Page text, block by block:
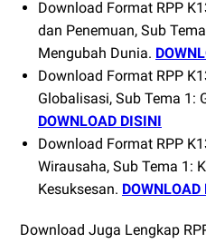
Download Format RPP
dan Penemuan, Sub
Mengubah Dunia.
Download Format RPP
Globalisasi, Sub Tema 1:
DOWNLOAD DISINI
Download Format RPP
Wirausaha, Sub Tema 1:
Kesuksesan. DOWNLOAD
Download Juga Lengkap